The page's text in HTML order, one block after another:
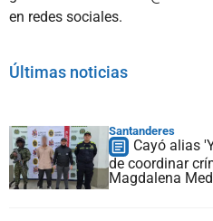
en redes sociales.
Últimas noticias
Santanderes
Cayó alias
de coordinar
Magdalena